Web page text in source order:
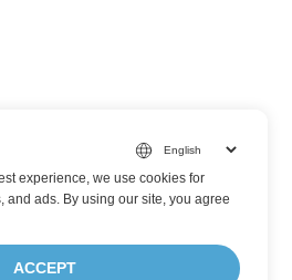
experience, we use cookies for
and ads. By using our site, you agree
ACCEPT